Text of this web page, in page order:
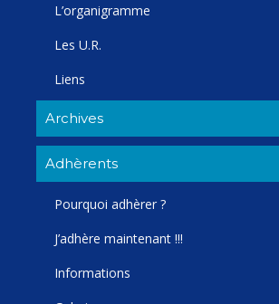
L’organigramme
Les U.R.
Liens
Archives
Adhèrents
Pourquoi adhèrer ?
J’adhère maintenant !!!
Informations